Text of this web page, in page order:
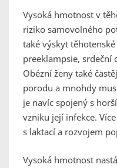
Vysoká hmotnost v
riziko samovolného
také výskyt
preeklampsie, srdeční
Obézní ženy také
porodu a mnohdy
je navíc spojený s
vzniku její infekce.
s laktací a rozvojem
Vysoká hmotnost